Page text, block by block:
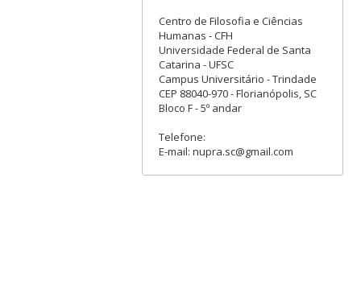
Centro de Filosofia e Ciências
Humanas - CFH
Universidade Federal de Santa
Catarina - UFSC
Campus Universitário - Trindade
CEP 88040-970 - Florianópolis, SC
Bloco F - 5º andar
Telefone:
E-mail: nupra.sc@gmail.com